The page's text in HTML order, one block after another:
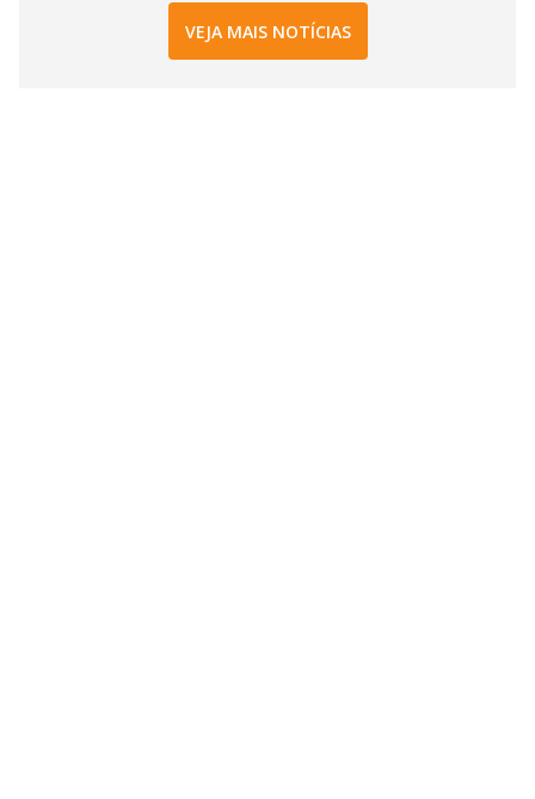
VEJA MAIS NOTÍCIAS